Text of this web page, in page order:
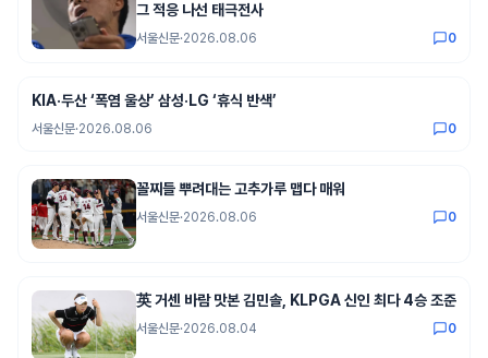
그 적응 나선 태극전사
서울신문·2026.08.06 0
KIA·두산 ‘폭염 울상’ 삼성·LG ‘휴식 반색’
서울신문·2026.08.06 0
꼴찌들 뿌려대는 고추가루 맵다 매워
서울신문·2026.08.06 0
英 거센 바람 맛본 김민솔, KLPGA 신인 최다 4승 조준
서울신문·2026.08.04 0